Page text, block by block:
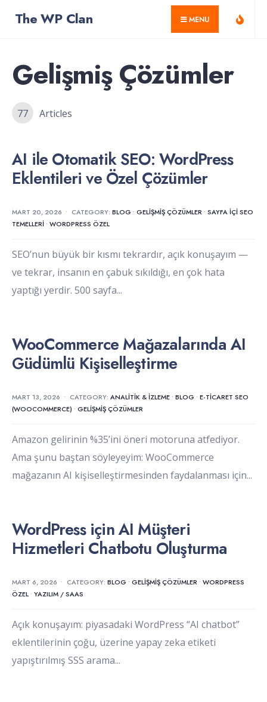
The WP Clan MENU
Gelişmiş Çözümler
77 Articles
AI ile Otomatik SEO: WordPress
Eklentileri ve Özel Çözümler
MART 20, 2026 • CATEGORY: BLOG • GELIŞMIŞ ÇÖZÜMLER • SAYFA İÇI SEO
TEMELLERI • WORDPRESS ÖZEL
SEO’nun büyük bir kısmı tekrardır, açık konuşayım —
ve tekrar, insanın en çabuk sıkıldığı, en çok hata
yaptığı yerdir. 500 sayfa...
WooCommerce Mağazalarında AI
Güdümlü Kişiselleştirme
MART 13, 2026 • CATEGORY: ANALITIK & İZLEME • BLOG • E-TICARET SEO
(WOOCOMMERCE) • GELIŞMIŞ ÇÖZÜMLER
Amazon gelirinin %35’ini öneri motoruna atfediyor.
Ama şunu baştan söyleyeyim: WooCommerce
mağazanın AI kişiselleştirmesinden faydalanması için...
WordPress için AI Müşteri
Hizmetleri Chatbotu Oluşturma
MART 6, 2026 • CATEGORY: BLOG • GELIŞMIŞ ÇÖZÜMLER • WORDPRESS
ÖZEL • YAZILIM / SAAS
Açık konuşayım: piyasadaki WordPress “AI chatbot”
eklentilerinin çoğu, üzerine yapay zeka etiketi
yapıştırılmış SSS arama...